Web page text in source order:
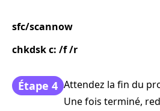
sfc/scannow
chkdsk c: /f /r
Étape 4 Attendez la fin du
Une fois terminé,